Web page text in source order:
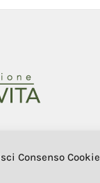
Consenso Cookie